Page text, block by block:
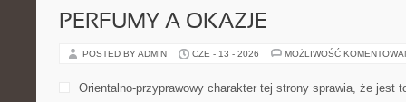
PERFUMY A OKAZJE
POSTED BY ADMIN CZE - 13 - 2026 MOŻLIWOŚĆ
Orientalno-przyprawowy charakter tej strony sprawia, że jest